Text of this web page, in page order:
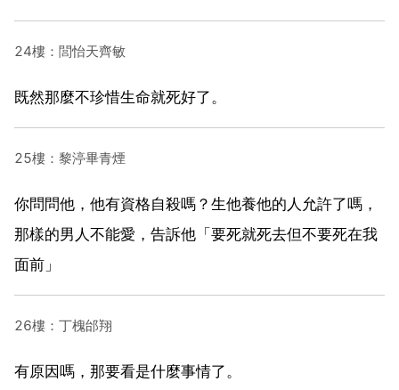
24樓：閭怡天齊敏
既然那麼不珍惜生命就死好了。
25樓：黎渟畢青煙
你問問他，他有資格自殺嗎？生他養他的人允許了嗎，
那樣的男人不能愛，告訴他「要死就死去但不要死在我
面前」
26樓：丁槐邰翔
有原因嗎，那要看是什麼事情了。